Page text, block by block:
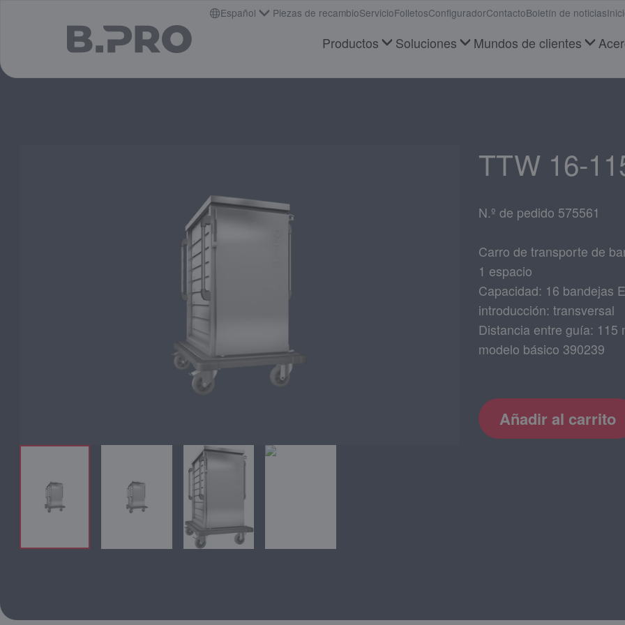
Productos Soluciones Mundos de clientes
Español Piezas de recambioServicioFolletosConfiguradorContactoBoletín de noticias
TTW 16-
N.º de pedido 575561
Carro de transporte de
1 espacio
Capacidad: 16 bandejas
introducción: transversal
Distancia entre guía: 115
modelo básico 390239
Añadir al carrito